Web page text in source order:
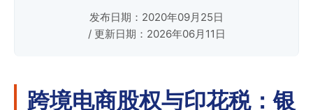
发布日期：2020年09月25日
/ 更新日期：2026年06月11日
跨境电商股权与印花税：银